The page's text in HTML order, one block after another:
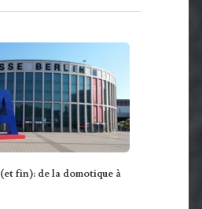
(et fin): de la domotique à